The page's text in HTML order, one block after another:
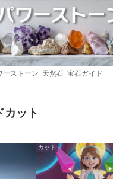
ーストーン･天然石･宝石ガイド
カット
カット